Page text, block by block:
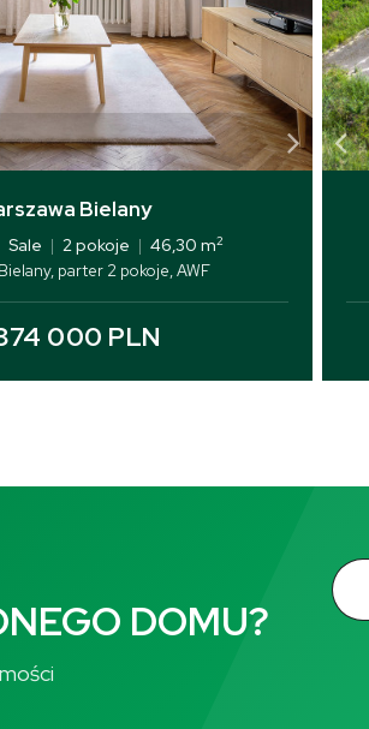
Bielany
Sale | 2 pokoje | 46,30 m2
parter 2 pokoje, AWF
000 PLN
DOMU?